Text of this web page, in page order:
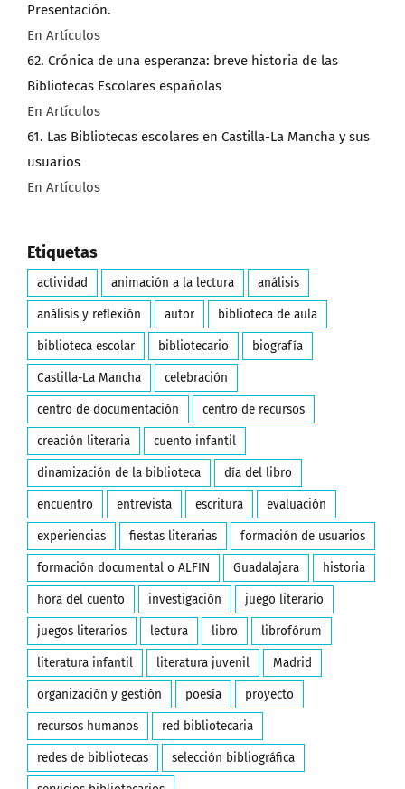
Presentación.
En Artículos
62. Crónica de una esperanza: breve historia de las
Bibliotecas Escolares españolas
En Artículos
61. Las Bibliotecas escolares en Castilla-La Mancha y sus
usuarios
En Artículos
Etiquetas
actividad animación a la lectura análisis
análisis y reflexión autor biblioteca de aula
biblioteca escolar bibliotecario biografía
Castilla-La Mancha celebración
centro de documentación centro de recursos
creación literaria cuento infantil
dinamización de la biblioteca día del libro
encuentro entrevista escritura evaluación
experiencias fiestas literarias formación de usuarios
formación documental o ALFIN Guadalajara historia
hora del cuento investigación juego literario
juegos literarios lectura libro librofórum
literatura infantil literatura juvenil Madrid
organización y gestión poesía proyecto
recursos humanos red bibliotecaria
redes de bibliotecas selección bibliográfica